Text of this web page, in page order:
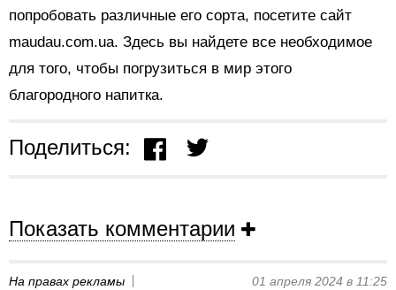
попробовать различные его сорта, посетите сайт
maudau.com.ua. Здесь вы найдете все необходимое
для того, чтобы погрузиться в мир этого
благородного напитка.
Поделиться:
Показать комментарии
На правах рекламы 01 апреля 2024 в 11:25